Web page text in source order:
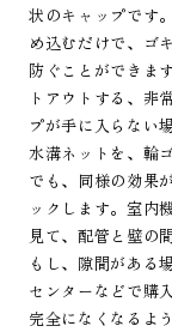
状のキャップです
め込むだけで、ゴ
防ぐことができま
トアウトする、非
プが手に入らない
水溝ネットを、輪
でも、同様の効果
ックします。室内
見て、配管と壁の
もし、隙間がある
センターなどで購
完全になくなるよ